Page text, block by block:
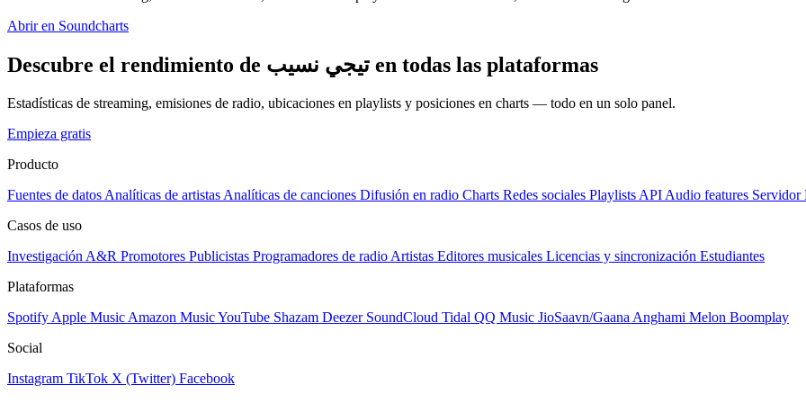
Abrir en Soundcharts
Descubre el rendimiento de تيجي نسيب en todas las plataformas
Estadísticas de streaming, emisiones de radio, ubicaciones en playlists y posiciones en charts — todo en un solo panel.
Empieza gratis
Producto
Fuentes de datos Analíticas de artistas Analíticas de canciones Difusión en radio Charts Redes sociales Playlists API Audio features Servidor
Casos de uso
Investigación A&R Promotores Publicistas Programadores de radio Artistas Editores musicales Licencias y sincronización Estudiantes
Plataformas
Spotify Apple Music Amazon MusicYouTube Shazam Deezer SoundCloud Tidal QQ Music JioSaavn/Gaana Anghami Melon Boomplay
Social
Instagram TikTok X (Twitter) Facebook